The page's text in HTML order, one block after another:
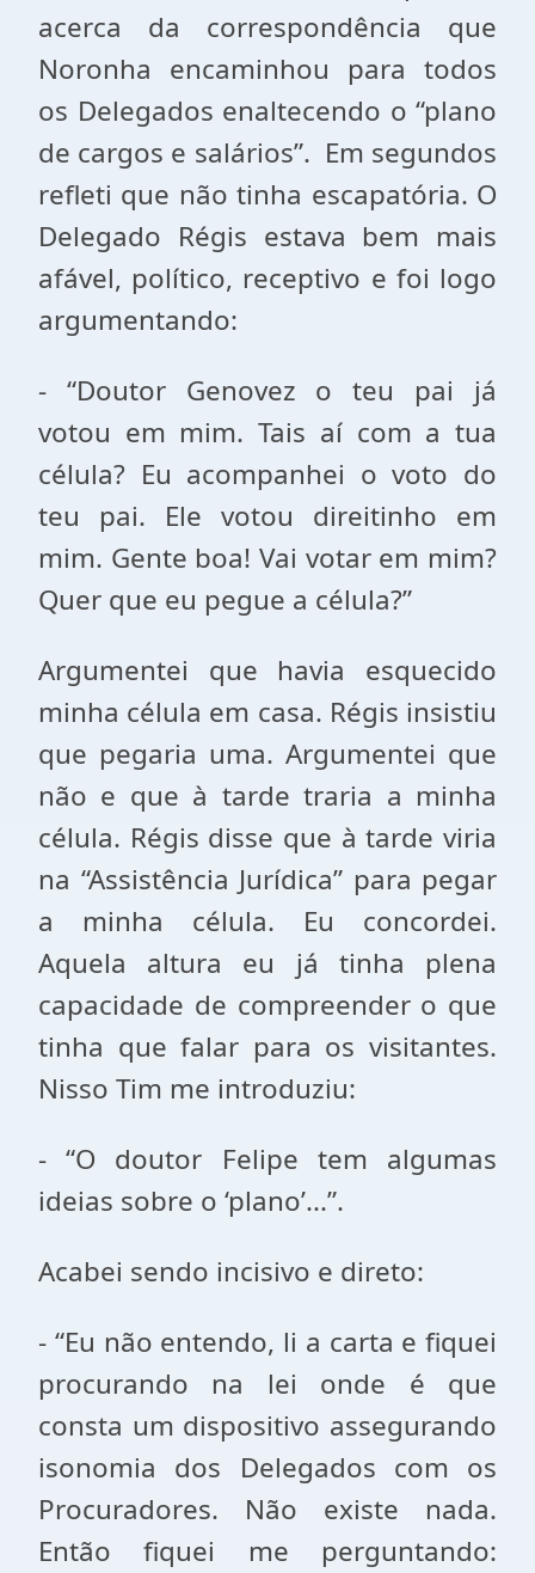
acerca da correspondência que
Noronha encaminhou para todos
os Delegados enaltecendo o “plano
de cargos e salários”. Em segundos
refleti que não tinha escapatória. O
Delegado Régis estava bem mais
afável, político, receptivo e foi logo
argumentando:
- “Doutor Genovez o teu pai já
votou em mim. Tais aí com a tua
célula? Eu acompanhei o voto do
teu pai. Ele votou direitinho em
mim. Gente boa! Vai votar em mim?
Quer que eu pegue a célula?”
Argumentei que havia esquecido
minha célula em casa. Régis insistiu
que pegaria uma. Argumentei que
não e que à tarde traria a minha
célula. Régis disse que à tarde viria
na “Assistência Jurídica” para pegar
a minha célula. Eu concordei.
Aquela altura eu já tinha plena
capacidade de compreender o que
tinha que falar para os visitantes.
Nisso Tim me introduziu:
- “O doutor Felipe tem algumas
ideias sobre o ‘plano’...”.
Acabei sendo incisivo e direto:
- “Eu não entendo, li a carta e fiquei
procurando na lei onde é que
consta um dispositivo assegurando
isonomia dos Delegados com os
Procuradores. Não existe nada.
Então fiquei me perguntando: